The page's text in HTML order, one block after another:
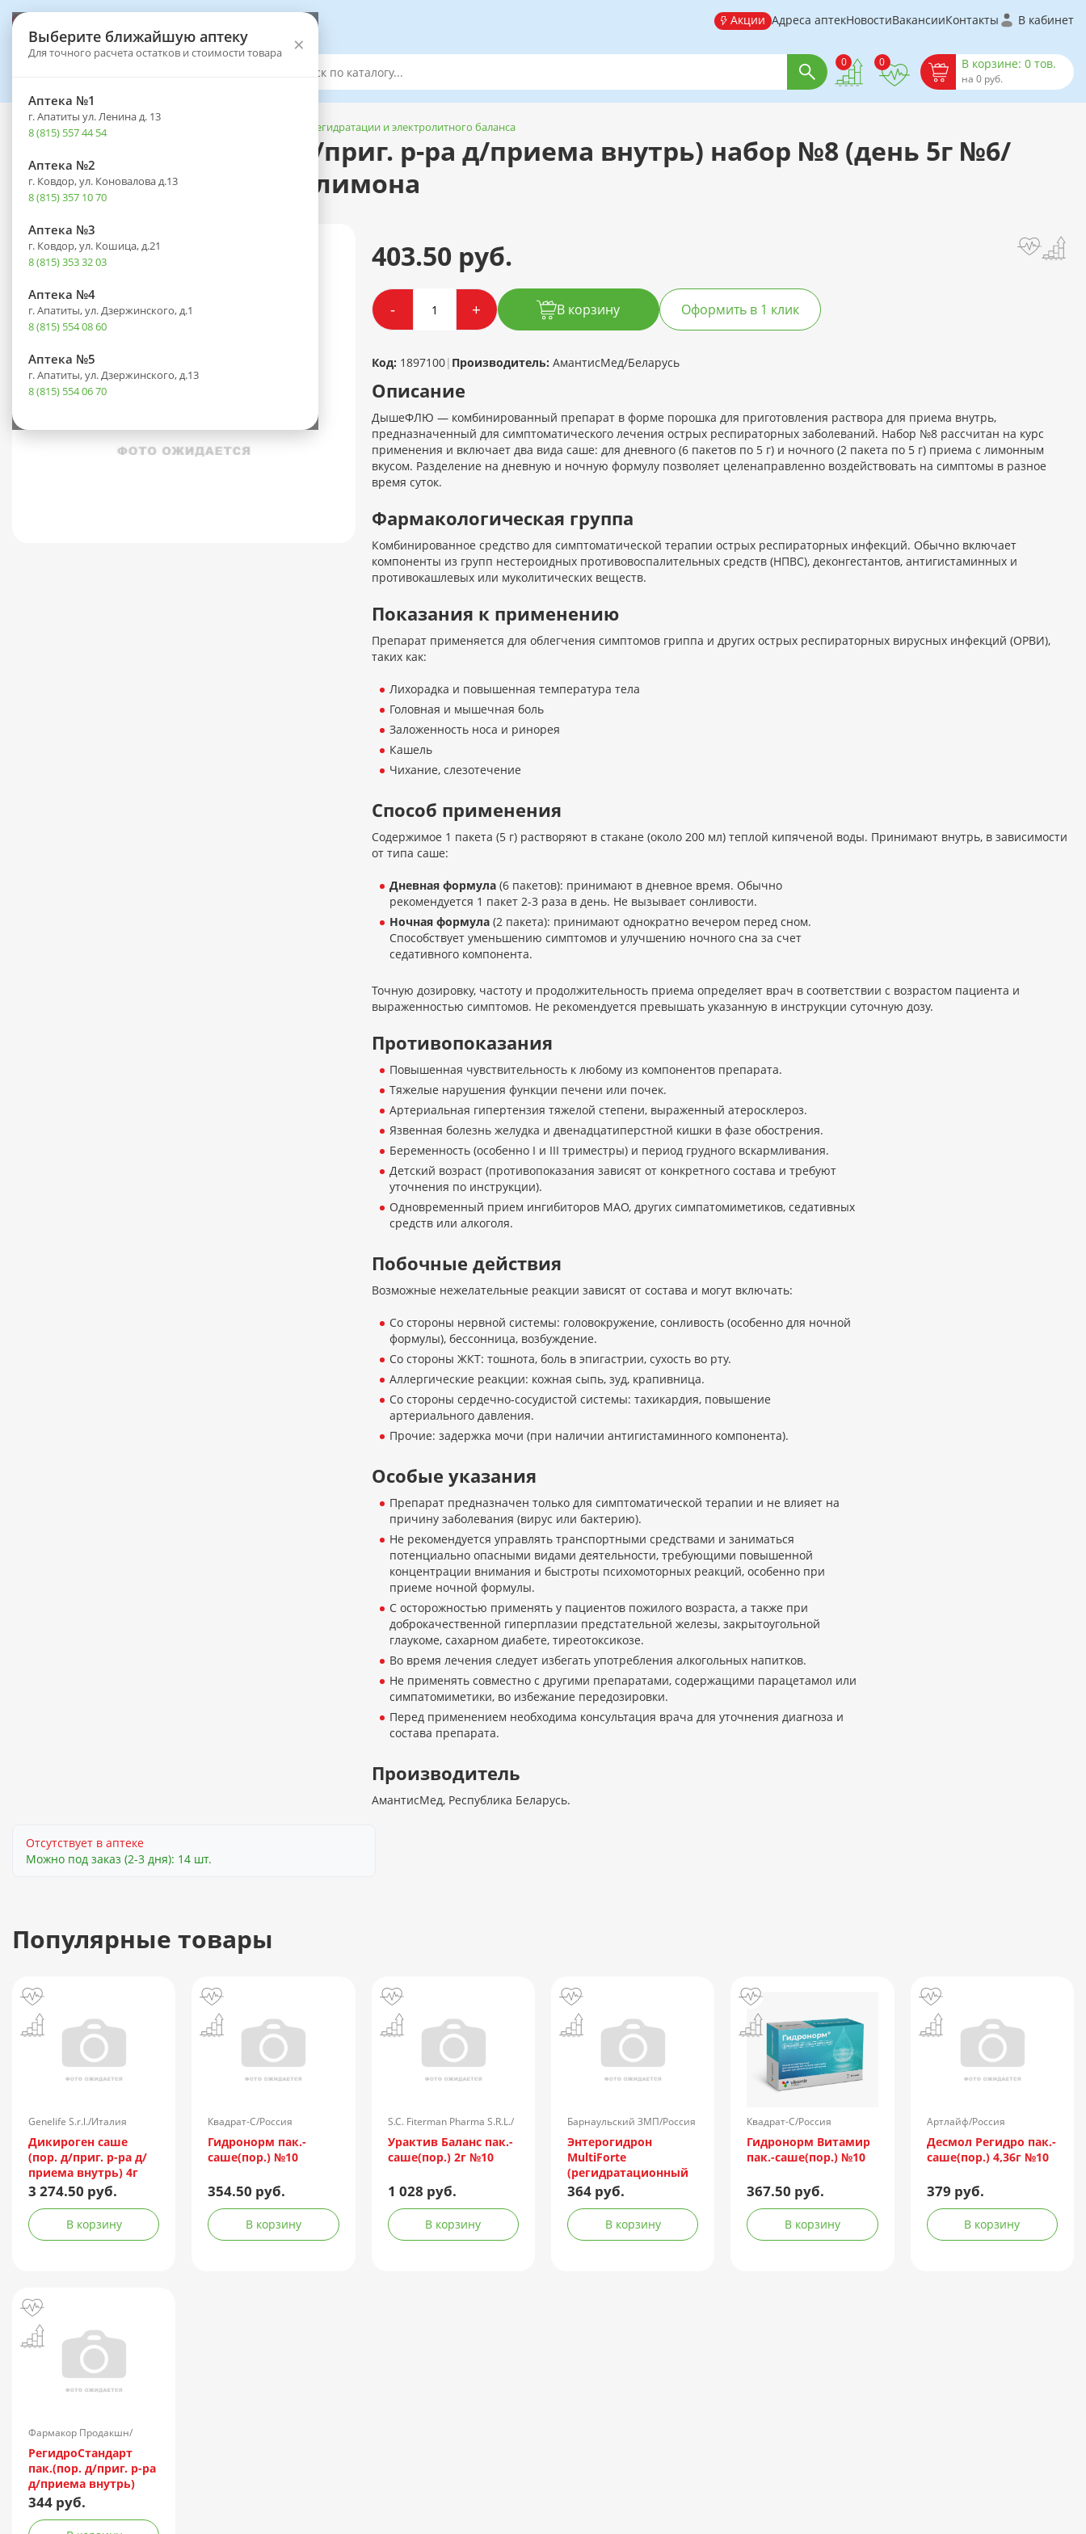
Выберите ближайшую аптеку
Для точного расчета остатков и стоимости товара ×
Аптека №1
г. Апатиты ул. Ленина д. 13
8 (815) 557 44 54
Аптека №2
г. Ковдор, ул. Коновалова д.13
8 (815) 357 10 70
Аптека №3
г. Ковдор, ул. Кошица, д.21
8 (815) 353 32 03
Аптека №4
г. Апатиты, ул. Дзержинского, д.1
8 (815) 554 08 60
Аптека №5
г. Апатиты, ул. Дзержинского, д.13
8 (815) 554 06 70
Акции Адреса аптекНовостиВакансииКонтакты В кабинет
0 0 В корзине: 0 тов.
на 0 руб.
Каталог - Лечебное и диетическое питание Средства для регидратации и электролитного баланса
ДышеФЛЮ пак.(пор. д/приг. р-ра д/приема внутрь) набор №8 (день 5г №6/
ночь 5г №2) со вкусом лимона
403.50 руб.
- + В корзину Оформить в 1 клик
Код: 1897100| Производитель: АмантисМед/Беларусь
Описание
ДышеФЛЮ — комбинированный препарат в форме порошка для приготовления раствора для приема внутрь,
предназначенный для симптоматического лечения острых респираторных заболеваний. Набор №8 рассчитан на курс
применения и включает два вида саше: для дневного (6 пакетов по 5 г) и ночного (2 пакета по 5 г) приема с лимонным
вкусом. Разделение на дневную и ночную формулу позволяет целенаправленно воздействовать на симптомы в разное
время суток.
Фармакологическая группа
Комбинированное средство для симптоматической терапии острых респираторных инфекций. Обычно включает
компоненты из групп нестероидных противовоспалительных средств (НПВС), деконгестантов, антигистаминных и
противокашлевых или муколитических веществ.
Показания к применению
Препарат применяется для облегчения симптомов гриппа и других острых респираторных вирусных инфекций (ОРВИ),
таких как:
Лихорадка и повышенная температура тела
Головная и мышечная боль
Заложенность носа и ринорея
Кашель
Чихание, слезотечение
Способ применения
Содержимое 1 пакета (5 г) растворяют в стакане (около 200 мл) теплой кипяченой воды. Принимают внутрь, в зависимости
от типа саше:
Дневная формула(6 пакетов): принимают в дневное время. Обычно
рекомендуется 1 пакет 2-3 раза в день. Не вызывает сонливости.
Ночная формула(2 пакета): принимают однократно вечером перед сном.
Способствует уменьшению симптомов и улучшению ночного сна за счет
седативного компонента.
Точную дозировку, частоту и продолжительность приема определяет врач в соответствии с возрастом пациента и
выраженностью симптомов. Не рекомендуется превышать указанную в инструкции суточную дозу.
Противопоказания
Повышенная чувствительность к любому из компонентов препарата.
Тяжелые нарушения функции печени или почек.
Артериальная гипертензия тяжелой степени, выраженный атеросклероз.
Язвенная болезнь желудка и двенадцатиперстной кишки в фазе обострения.
Беременность (особенно I и III триместры) и период грудного вскармливания.
Детский возраст (противопоказания зависят от конкретного состава и требуют
уточнения по инструкции).
Одновременный прием ингибиторов МАО, других симпатомиметиков, седативных
средств или алкоголя.
Побочные действия
Возможные нежелательные реакции зависят от состава и могут включать:
Со стороны нервной системы: головокружение, сонливость (особенно для ночной
формулы), бессонница, возбуждение.
Со стороны ЖКТ: тошнота, боль в эпигастрии, сухость во рту.
Аллергические реакции: кожная сыпь, зуд, крапивница.
Со стороны сердечно-сосудистой системы: тахикардия, повышение
артериального давления.
Прочие: задержка мочи (при наличии антигистаминного компонента).
Особые указания
Препарат предназначен только для симптоматической терапии и не влияет на
причину заболевания (вирус или бактерию).
Не рекомендуется управлять транспортными средствами и заниматься
потенциально опасными видами деятельности, требующими повышенной
концентрации внимания и быстроты психомоторных реакций, особенно при
приеме ночной формулы.
С осторожностью применять у пациентов пожилого возраста, а также при
доброкачественной гиперплазии предстательной железы, закрытоугольной
глаукоме, сахарном диабете, тиреотоксикозе.
Во время лечения следует избегать употребления алкогольных напитков.
Не применять совместно с другими препаратами, содержащими парацетамол или
симпатомиметики, во избежание передозировки.
Перед применением необходима консультация врача для уточнения диагноза и
состава препарата.
Производитель
АмантисМед, Республика Беларусь.
Отсутствует в аптеке
Можно под заказ (2-3 дня): 14 шт.
Популярные товары
Genelife S.r.l./Италия
Дикироген саше
(пор. д/приг. р-ра д/
приема внутрь) 4г
№30
3 274.50 руб.
В корзину
Квадрат-С/Россия
Гидронорм пак.-
саше(пор.) №10
354.50 руб.
В корзину
S.C. Fiterman Pharma S.R.L./
Румыния
Урактив Баланс пак.-
саше(пор.) 2г №10
1 028 руб.
В корзину
Барнаульский ЗМП/Россия
Энтерогидрон
MultiForte
(регидратационный
комплекс) саше(пор.)
9,45г №20
364 руб.
В корзину
Квадрат-С/Россия
Гидронорм Витамир
пак.-саше(пор.) №10
367.50 руб.
В корзину
Артлайф/Россия
Десмол Регидро пак.-
саше(пор.) 4,36г №10
379 руб.
В корзину
Фармакор Продакшн/
Россия
РегидроСтандарт
пак.(пор. д/приг. р-ра
д/приема внутрь)
4,36г №10
344 руб.